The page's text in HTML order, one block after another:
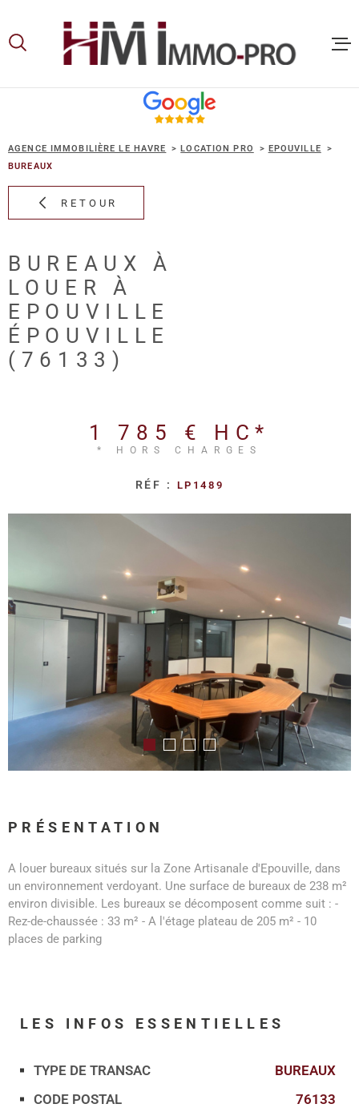
lamenu
contenu
AGENCE IMMOBILIÈRE LE HAVRE LOCATION PRO
EPOUVILLE
BUREAUX
RETOUR
BUREAUX À
LOUER À
EPOUVILLE
ÉPOUVILLE
(76133)
1 785 € HC*
* HORS CHARGES
RÉF : LP1489
PRÉSENTATION
A louer bureaux situés sur la Zone Artisanale d'Epouville, dans
un environnement verdoyant. Une surface de bureaux de 238 m²
environ divisible. Les bureaux se décomposent comme suit : -
Rez-de-chaussée : 33 m² - A l'étage plateau de 205 m² - 10
places de parking
LES INFOS ESSENTIELLES
Caractérisque Valeurs
TYPE DE TRANSAC
BUREAUX
CODE POSTAL
76133